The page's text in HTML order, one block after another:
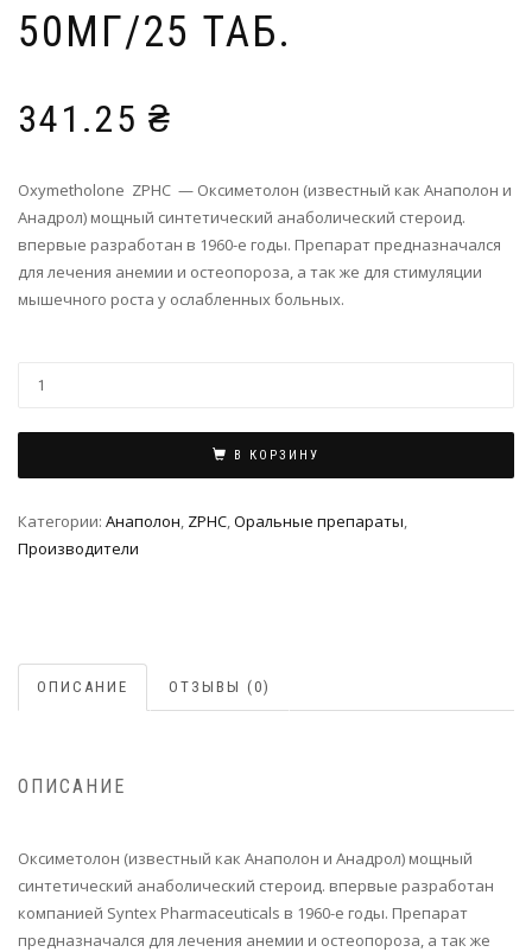
50МГ/25 ТАБ.
341.25 ₴
Oxymetholone ZPHC — Оксиметолон (известный как Анаполон и
Анадрол) мощный синтетический анаболический стероид.
впервые разработан в 1960-е годы. Препарат предназначался
для лечения анемии и остеопороза, а так же для стимуляции
мышечного роста у ослабленных больных.
В КОРЗИНУ
Категории: Анаполон, ZPHC,Оральные препараты,
Производители
ОПИСАНИЕ ОТЗЫВЫ (0)
ОПИСАНИЕ
Оксиметолон (известный как Анаполон и Анадрол) мощный
синтетический анаболический стероид. впервые разработан
компанией Syntex Pharmaceuticals в 1960-е годы. Препарат
предназначался для лечения анемии и остеопороза, а так же